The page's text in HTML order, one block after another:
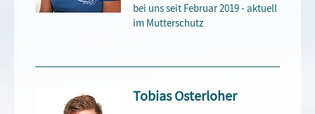
bei uns seit Februar 2019 - aktuell
im Mutterschutz
Tobias Osterloher